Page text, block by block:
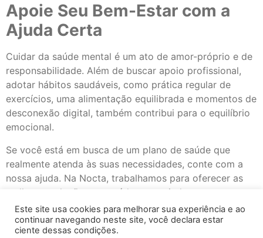
Apoie Seu Bem-Estar com a
Ajuda Certa
Cuidar da saúde mental é um ato de amor-próprio e de
responsabilidade. Além de buscar apoio profissional,
adotar hábitos saudáveis, como prática regular de
exercícios, uma alimentação equilibrada e momentos de
desconexão digital, também contribui para o equilíbrio
emocional.
Se você está em busca de um plano de saúde que
realmente atenda às suas necessidades, conte com a
nossa ajuda. Na Nocta, trabalhamos para oferecer as
melhores soluções em saúde, garantindo o suporte
necessário para o seu bem-estar.
Com a tagblog noctanocta Plano de Saude
Este site usa cookies para melhorar sua experiência e ao
continuar navegando neste site, você declara estar
ciente dessas condições.